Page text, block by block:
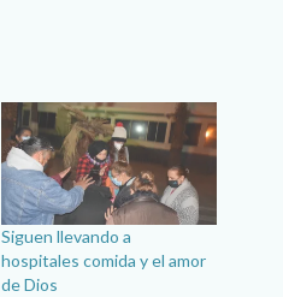
Siguen llevando a
hospitales comida y el amor
de Dios